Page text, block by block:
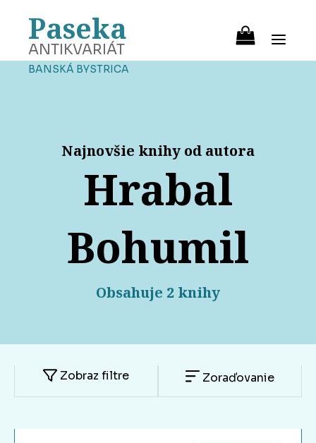
Paseka
ANTIKVARIÁT
BANSKÁ BYSTRICA
Najnovšie knihy od autora
Hrabal
Bohumil
Obsahuje 2 knihy
Zobraz filtre Zoraďovanie